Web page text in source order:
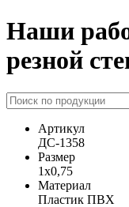
Наши
резной
Артикул
ДС-1358
Размер
1x0,75
Материал
Пластик ПВХ